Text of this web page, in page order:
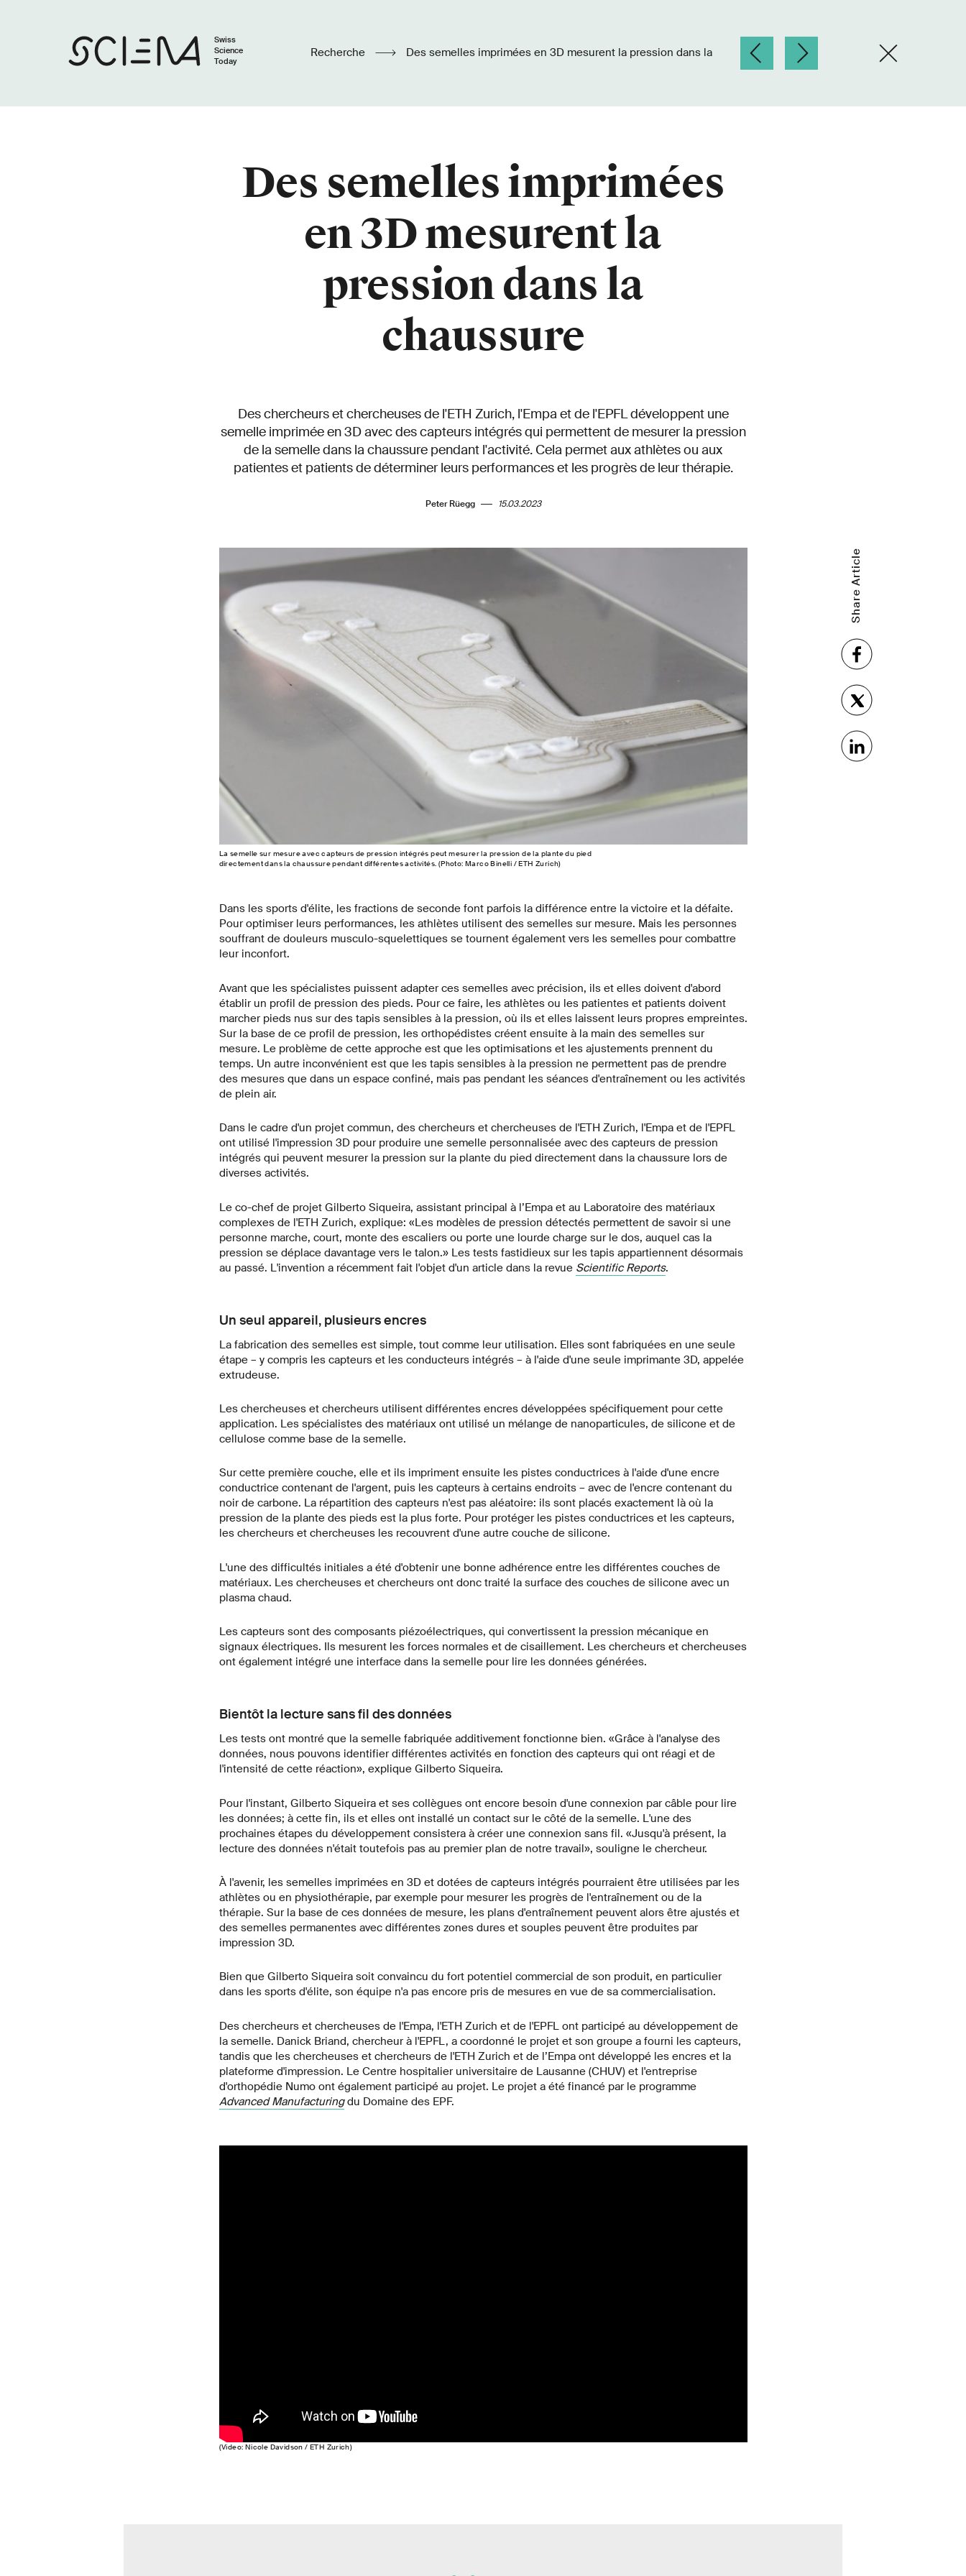
Swiss
Science
Today
Recherche
Des semelles imprimées
en 3D mesurent la
pression dans la
chaussure
Des chercheurs et chercheuses de l'ETH Zurich, l'Empa et de l'EPFL développent une
semelle imprimée en 3D avec des capteurs intégrés qui permettent de mesurer la pression
de la semelle dans la chaussure pendant l'activité. Cela permet aux athlètes ou aux
patientes et patients de déterminer leurs performances et les progrès de leur thérapie.
Peter Rüegg 15.03.2023
La semelle sur mesure avec capteurs de pression intégrés peut mesurer la pression de la plante du pied
directement dans la chaussure pendant différentes activités. (Photo: Marco Binelli / ETH Zurich)
Share Article
Dans les sports d'élite, les fractions de seconde font parfois la différence entre la victoire et la défaite.
Pour optimiser leurs performances, les athlètes utilisent des semelles sur mesure. Mais les personnes
souffrant de douleurs musculo-squelettiques se tournent également vers les semelles pour combattre
leur inconfort.
Avant que les spécialistes puissent adapter ces semelles avec précision, ils et elles doivent d'abord
établir un profil de pression des pieds. Pour ce faire, les athlètes ou les patientes et patients doivent
marcher pieds nus sur des tapis sensibles à la pression, où ils et elles laissent leurs propres empreintes.
Sur la base de ce profil de pression, les orthopédistes créent ensuite à la main des semelles sur
mesure. Le problème de cette approche est que les optimisations et les ajustements prennent du
temps. Un autre inconvénient est que les tapis sensibles à la pression ne permettent pas de prendre
des mesures que dans un espace confiné, mais pas pendant les séances d'entraînement ou les activités
de plein air.
Dans le cadre d'un projet commun, des chercheurs et chercheuses de l'ETH Zurich, l'Empa et de l'EPFL
ont utilisé l'impression 3D pour produire une semelle personnalisée avec des capteurs de pression
intégrés qui peuvent mesurer la pression sur la plante du pied directement dans la chaussure lors de
diverses activités.
Le co-chef de projet Gilberto Siqueira, assistant principal à l’Empa et au Laboratoire des matériaux
complexes de l'ETH Zurich, explique: «Les modèles de pression détectés permettent de savoir si une
personne marche, court, monte des escaliers ou porte une lourde charge sur le dos, auquel cas la
pression se déplace davantage vers le talon.» Les tests fastidieux sur les tapis appartiennent désormais
au passé. L'invention a récemment fait l'objet d'un article dans la revue Scientific Reports.
Un seul appareil, plusieurs encres
La fabrication des semelles est simple, tout comme leur utilisation. Elles sont fabriquées en une seule
étape – y compris les capteurs et les conducteurs intégrés – à l'aide d'une seule imprimante 3D, appelée
extrudeuse.
Les chercheuses et chercheurs utilisent différentes encres développées spécifiquement pour cette
application. Les spécialistes des matériaux ont utilisé un mélange de nanoparticules, de silicone et de
cellulose comme base de la semelle.
Sur cette première couche, elle et ils impriment ensuite les pistes conductrices à l'aide d'une encre
conductrice contenant de l'argent, puis les capteurs à certains endroits – avec de l'encre contenant du
noir de carbone. La répartition des capteurs n'est pas aléatoire: ils sont placés exactement là où la
pression de la plante des pieds est la plus forte. Pour protéger les pistes conductrices et les capteurs,
les chercheurs et chercheuses les recouvrent d'une autre couche de silicone.
L'une des difficultés initiales a été d'obtenir une bonne adhérence entre les différentes couches de
matériaux. Les chercheuses et chercheurs ont donc traité la surface des couches de silicone avec un
plasma chaud.
Les capteurs sont des composants piézoélectriques, qui convertissent la pression mécanique en
signaux électriques. Ils mesurent les forces normales et de cisaillement. Les chercheurs et chercheuses
ont également intégré une interface dans la semelle pour lire les données générées.
Bientôt la lecture sans fil des données
Les tests ont montré que la semelle fabriquée additivement fonctionne bien. «Grâce à l'analyse des
données, nous pouvons identifier différentes activités en fonction des capteurs qui ont réagi et de
l'intensité de cette réaction», explique Gilberto Siqueira.
Pour l'instant, Gilberto Siqueira et ses collègues ont encore besoin d'une connexion par câble pour lire
les données; à cette fin, ils et elles ont installé un contact sur le côté de la semelle. L'une des
prochaines étapes du développement consistera à créer une connexion sans fil. «Jusqu'à présent, la
lecture des données n'était toutefois pas au premier plan de notre travail», souligne le chercheur.
À l'avenir, les semelles imprimées en 3D et dotées de capteurs intégrés pourraient être utilisées par les
athlètes ou en physiothérapie, par exemple pour mesurer les progrès de l'entraînement ou de la
thérapie. Sur la base de ces données de mesure, les plans d'entraînement peuvent alors être ajustés et
des semelles permanentes avec différentes zones dures et souples peuvent être produites par
impression 3D.
Bien que Gilberto Siqueira soit convaincu du fort potentiel commercial de son produit, en particulier
dans les sports d'élite, son équipe n'a pas encore pris de mesures en vue de sa commercialisation.
Des chercheurs et chercheuses de l'Empa, l'ETH Zurich et de l'EPFL ont participé au développement de
la semelle. Danick Briand, chercheur à l'EPFL, a coordonné le projet et son groupe a fourni les capteurs,
tandis que les chercheuses et chercheurs de l'ETH Zurich et de l’Empa ont développé les encres et la
plateforme d'impression. Le Centre hospitalier universitaire de Lausanne (CHUV) et l'entreprise
d'orthopédie Numo ont également participé au projet. Le projet a été financé par le programme
Advanced Manufacturingdu Domaine des EPF.
(Video: Nicole Davidson / ETH Zurich)